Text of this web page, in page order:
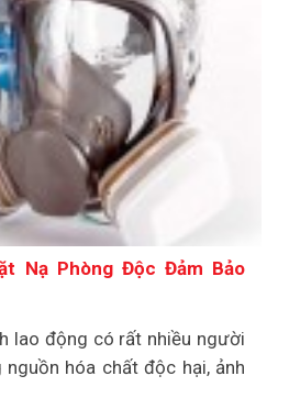
Nạ Phòng Độc Đảm Bảo
lao động có rất nhiều người
hóa chất độc hại, ảnh